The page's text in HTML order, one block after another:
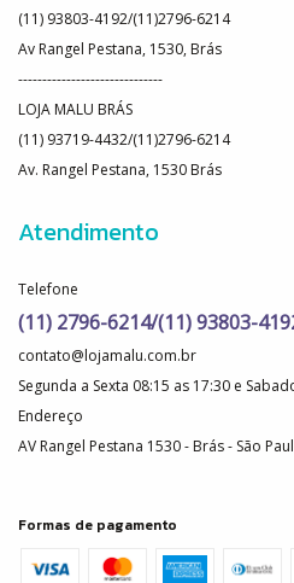
(11) 93803-4192/(11)2796-6214
Av Rangel Pestana, 1530, Brás
------------------------------
LOJA MALU BRÁS
(11) 93719-4432/(11)2796-6214
Av. Rangel Pestana, 1530 Brás
Atendimento
Telefone
(11) 2796-6214/(11) 93803-
contato@lojamalu.com.br
Segunda a Sexta 08:15 as 17:30 e
Endereço
AV Rangel Pestana 1530 - Brás - São
Formas de pagamento